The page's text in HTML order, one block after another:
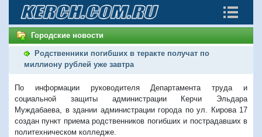
Городские новости
Родственники погибших в теракте получат по
миллиону рублей уже завтра
По информации руководителя Департамента труда и
социальной защиты администрации Керчи Эльдара
Муждабаева, в здании администрации города по ул. Кирова 17
создан пункт приема родственников погибших и пострадавших в
политехническом колледже.